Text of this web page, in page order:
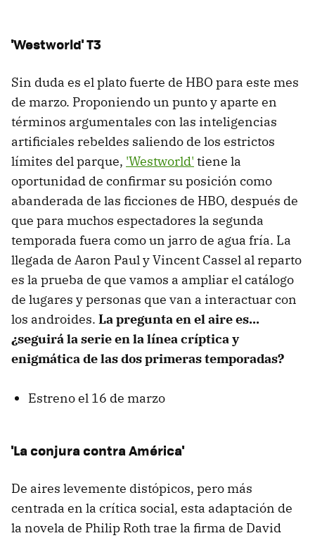
'Westworld' T3
Sin duda es el plato fuerte de HBO para este mes
de marzo. Proponiendo un punto y aparte en
términos argumentales con las inteligencias
artificiales rebeldes saliendo de los estrictos
límites del parque, 'Westworld' tiene la
oportunidad de confirmar su posición como
abanderada de las ficciones de HBO, después de
que para muchos espectadores la segunda
temporada fuera como un jarro de agua fría. La
llegada de Aaron Paul y Vincent Cassel al reparto
es la prueba de que vamos a ampliar el catálogo
de lugares y personas que van a interactuar con
los androides. La pregunta en el aire es...
¿seguirá la serie en la línea críptica y
enigmática de las dos primeras temporadas?
Estreno el 16 de marzo
'La conjura contra América'
De aires levemente distópicos, pero más
centrada en la crítica social, esta adaptación de
la novela de Philip Roth trae la firma de David